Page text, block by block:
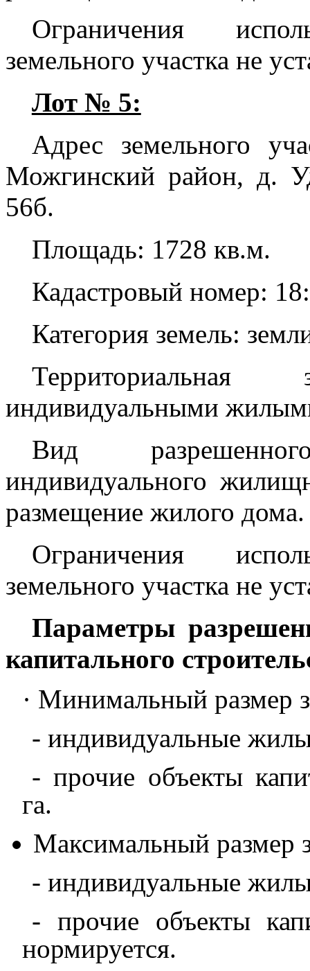
Ограничения
земельного участка не
Лот № 5:
Адрес земельного
Можгинский район, д.
56б.
Площадь: 1728 кв.м.
Кадастровый номер:
Категория земель:
индивидуальными
Вид
индивидуального
размещение жилого дома.
Ограничения
земельного участка не
Параметры
капитального
· Минимальный размер
- индивидуальные
- прочие объекты
га.
Максимальный размер
- индивидуальные
- прочие объекты
нормируется.